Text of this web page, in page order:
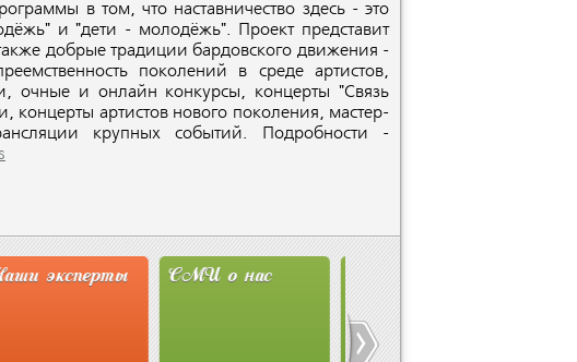
в том, что наставничество здесь - это
и "дети - молодёжь". Проект представит
добрые традиции бардовского движения -
поколений в среде артистов,
очные и онлайн конкурсы, концерты "Связь
концерты артистов нового поколения, мастер-
крупных событий. Подробности -
СМИ о нас
Новости